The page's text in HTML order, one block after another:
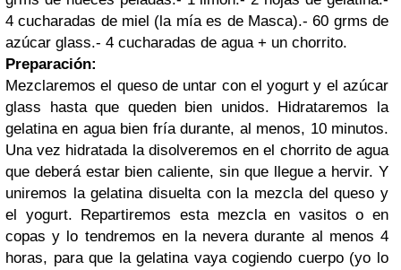
4 cucharadas de miel (la mía es de Masca).- 60 grms de
azúcar glass.- 4 cucharadas de agua + un chorrito.
Preparación:
Mezclaremos el queso de untar con el yogurt y el azúcar
glass hasta que queden bien unidos. Hidrataremos la
gelatina en agua bien fría durante, al menos, 10 minutos.
Una vez hidratada la disolveremos en el chorrito de agua
que deberá estar bien caliente, sin que llegue a hervir. Y
uniremos la gelatina disuelta con la mezcla del queso y
el yogurt. Repartiremos esta mezcla en vasitos o en
copas y lo tendremos en la nevera durante al menos 4
horas, para que la gelatina vaya cogiendo cuerpo (yo lo